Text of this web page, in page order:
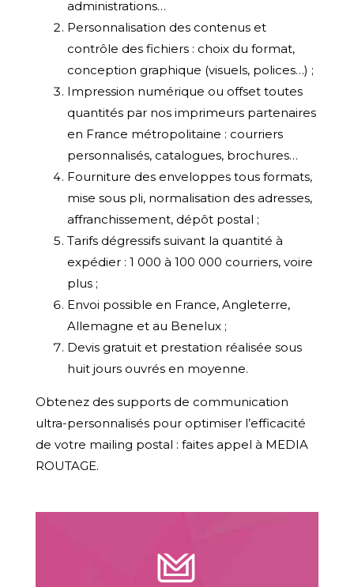
administrations…
Personnalisation des contenus et
contrôle des fichiers : choix du format,
conception graphique (visuels, polices…) ;
Impression numérique ou offset toutes
quantités par nos imprimeurs partenaires
en France métropolitaine : courriers
personnalisés, catalogues, brochures…
Fourniture des enveloppes tous formats,
mise sous pli, normalisation des adresses,
affranchissement, dépôt postal ;
Tarifs dégressifs suivant la quantité à
expédier : 1 000 à 100 000 courriers, voire
plus ;
Envoi possible en France, Angleterre,
Allemagne et au Benelux ;
Devis gratuit et prestation réalisée sous
huit jours ouvrés en moyenne.
Obtenez des supports de communication
ultra-personnalisés pour optimiser l’efficacité
de votre mailing postal : faites appel à MEDIA
ROUTAGE.